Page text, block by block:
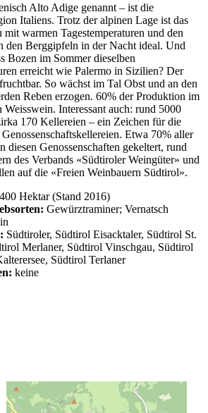
Alto Adige genannt – ist die
Italiens. Trotz der alpinen Lage ist das
warmen Tagestemperaturen und den
den Berggipfeln in der Nacht ideal. Und
Bozen im Sommer dieselben
erreicht wie Palermo in Sizilien? Der
So wächst im Tal Obst und an den
Reben erzogen. 60% der Produktion im
Interessant auch: rund 5000
170 Kellereien – ein Zeichen für die
Etwa 70% aller
diesen Genossenschaften gekeltert, rund
des Verbands «Südtiroler Weingüter» und
auf die «Freien Weinbauern Südtirol».
Hektar (Stand 2016)
Gewürztraminer; Vernatsch
Südtiroler, Südtirol Eisacktaler, Südtirol St.
Merlaner, Südtirol Vinschgau, Südtirol
Südtirol Terlaner
keine